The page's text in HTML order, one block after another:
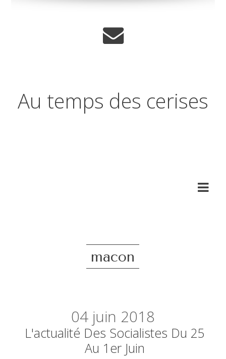
Au temps des cerises
macon
04 juin 2018
L'actualité Des Socialistes Du 25
Au 1er Juin